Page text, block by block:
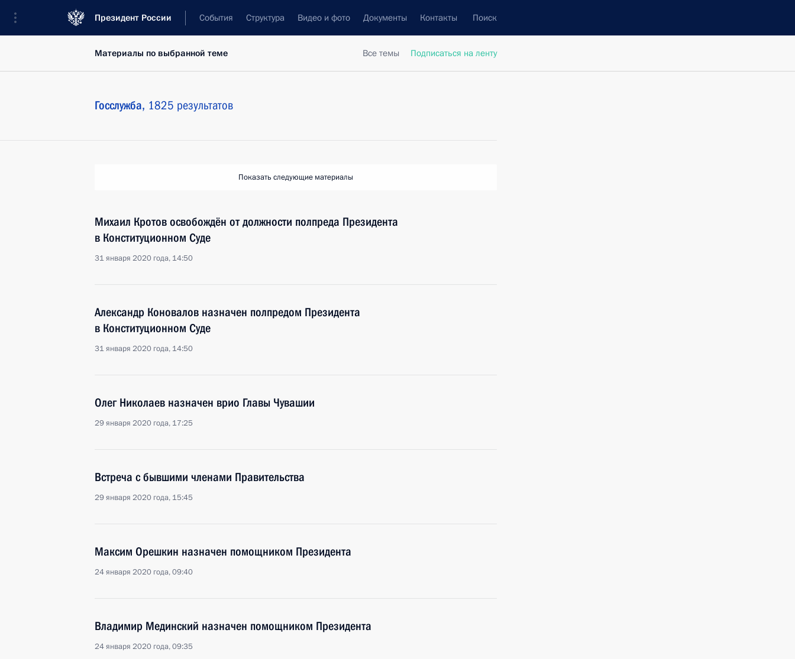
Президент России События Структура Видео и фото Документы Контакты Поиск
Все темы Подписаться на ленту
Материалы по выбранной теме
Госслужба, 1825 результатов
Показать следующие материалы
Михаил Кротов освобождён от должности полпреда Президента
в Конституционном Суде
31 января 2020 года, 14:50
Александр Коновалов назначен полпредом Президента
в Конституционном Суде
31 января 2020 года, 14:50
Олег Николаев назначен врио Главы Чувашии
29 января 2020 года, 17:25
Встреча с бывшими членами Правительства
29 января 2020 года, 15:45
Максим Орешкин назначен помощником Президента
24 января 2020 года, 09:40
Владимир Мединский назначен помощником Президента
24 января 2020 года, 09:35